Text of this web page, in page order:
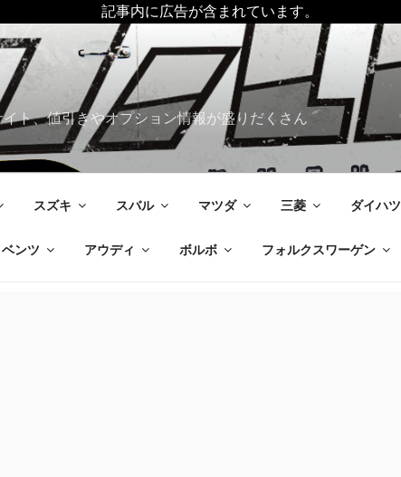
記事内に広告が含まれています。
ト、値引きやオプション情報が盛りだくさん
スズキ スバル マツダ 三菱 ダイハツ
ベンツ アウディ ボルボ フォルクスワーゲン